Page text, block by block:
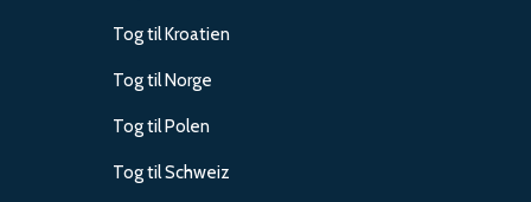
Tog til Kroatien
Tog til Norge
Tog til Polen
Tog til Schweiz